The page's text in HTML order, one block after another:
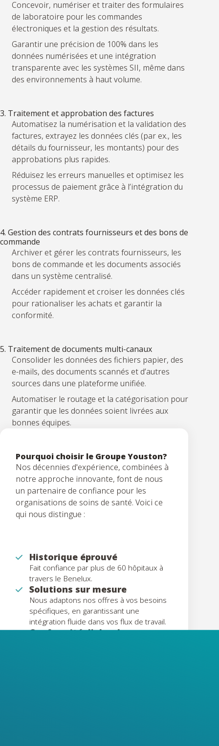
Concevoir, numériser et traiter des formulaires
de laboratoire pour les commandes
électroniques et la gestion des résultats.
Garantir une précision de 100% dans les
données numérisées et une intégration
transparente avec les systèmes SII, même dans
des environnements à haut volume.
3. Traitement et approbation des factures
Automatisez la numérisation et la validation des
factures, extrayez les données clés (par ex., les
détails du fournisseur, les montants) pour des
approbations plus rapides.
Réduisez les erreurs manuelles et optimisez les
processus de paiement grâce à l’intégration du
système ERP.
4. Gestion des contrats fournisseurs et des bons de
commande
Archiver et gérer les contrats fournisseurs, les
bons de commande et les documents associés
dans un système centralisé.
Accéder rapidement et croiser les données clés
pour rationaliser les achats et garantir la
conformité.
5. Traitement de documents multi-canaux
Consolider les données des fichiers papier, des
e-mails, des documents scannés et d’autres
sources dans une plateforme unifiée.
Automatiser le routage et la catégorisation pour
garantir que les données soient livrées aux
bonnes équipes.
Pourquoi choisir le Groupe Youston?
Nos décennies d'expérience, combinées à
notre approche innovante, font de nous
un partenaire de confiance pour les
organisations de soins de santé. Voici ce
qui nous distingue :
Historique éprouvé
Fait confiance par plus de 60 hôpitaux à
travers le Benelux.
Solutions sur mesure
Nous adaptons nos offres à vos besoins
spécifiques, en garantissant une
intégration fluide dans vos flux de travail.
Conformité d'abord